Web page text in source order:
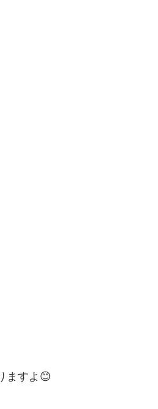
ますよ😊